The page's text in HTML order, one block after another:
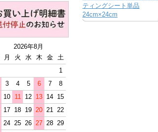
2026年8月
月 火 水 木 金
土
1
3 4 5 6 7
8
10 11 12 13 14 15
17 18 19 20 21 22
24 25 26 27 28 29
ティングシート単品
24cm×24cm